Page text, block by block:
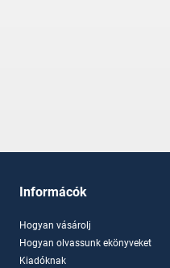
Informácók
Hogyan vásárolj
Hogyan olvassunk ekönyveket
Kiadóknak